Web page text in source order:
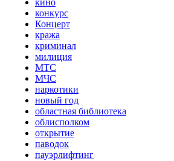
кино
конкурс
Концерт
кража
криминал
милиция
МТС
МЧС
наркотики
новый год
областная библиотека
облисполком
открытие
паводок
пауэрлифтинг